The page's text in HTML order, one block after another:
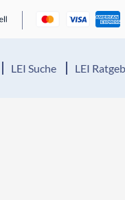
LEI Suche LEI